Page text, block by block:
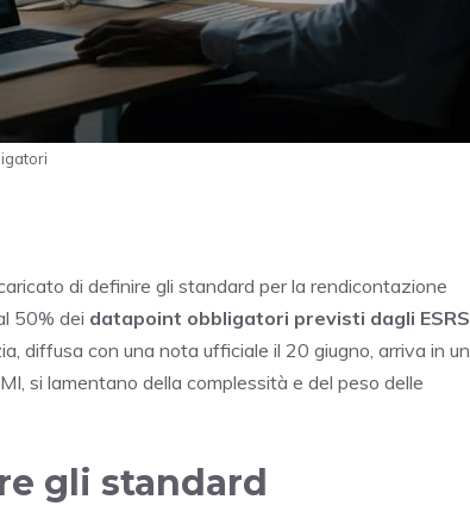
di definire gli standard per la rendicontazione
50% dei datapoint obbligatori previsti dagli ESRS
diffusa con una nota ufficiale il 20 giugno, arriva in un
si lamentano della complessità e del peso delle
gli standard